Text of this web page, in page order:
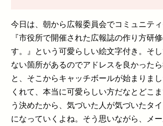
今日は、朝から広報委員会でコミュニテ
『市役所で開催された広報誌の作り方研
す。』という可愛らしい絵文字付き。そ
ない箇所があるのでアドレスを良かった
と、そこからキャッチボールが始まりま
くれて、本当に可愛らしい方だなとどこ
う決めたから、気づいた人が気づいたタ
になっていくよね。そう思いながら、メ